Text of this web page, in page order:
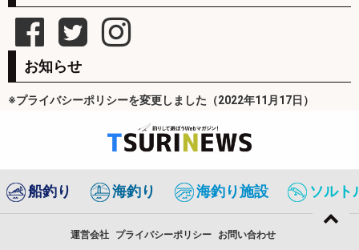
お知らせ
※プライバシーポリシーを変更しました（2022年11月17日）
船釣り 海釣り 海釣り施設 ソルト
運営会社 プライバシーポリシー お問い合わせ